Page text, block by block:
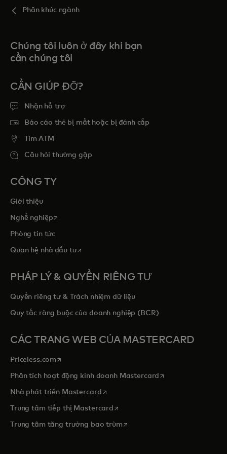
Phân khúc ngành
Chúng tôi luôn ở đây khi bạn
cần chúng tôi
CẦN GIÚP ĐỠ?
Nhận hỗ trợ
Báo cáo thẻ bị mất hoặc bị đánh cắp
Tim ATM
Câu hỏi thường gặp
CÔNG TY
Giới thiệu
Nghề nghiệpopens in a new tab
Phòng tin tức
Quan hệ nhà đầu tưopens in a new tab
PHÁP LÝ & QUYỀN RIÊNG TƯ
Quyền riêng tư & Trách nhiệm dữ liệu
Quy tắc ràng buộc của doanh nghiệp (BCR)
CÁC TRANG WEB CỦA MASTERCARD
Priceless.com opens in a new tab
Phân tích hoạt động kinh doanh Mastercard opens in a new tab
Nhà phát triển Mastercardopens in a new tab
Trung tâm tiếp thị Mastercardopens in a new tab
Trung tâm tăng trưởng bao trùmopens in a new tab